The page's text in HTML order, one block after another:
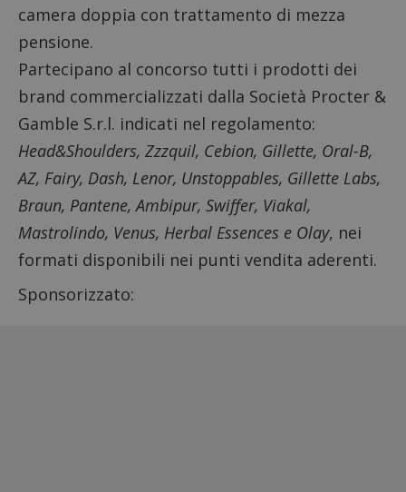
camera doppia con trattamento di mezza
pensione.
Partecipano al concorso tutti i prodotti dei
brand commercializzati dalla Società Procter &
Gamble S.r.l. indicati nel regolamento:
Head&Shoulders, Zzzquil, Cebion, Gillette, Oral-B,
AZ, Fairy, Dash, Lenor, Unstoppables, Gillette Labs,
Braun, Pantene, Ambipur, Swiffer, Viakal,
Mastrolindo, Venus, Herbal Essences e Olay, nei
formati disponibili nei punti vendita aderenti.
Sponsorizzato: